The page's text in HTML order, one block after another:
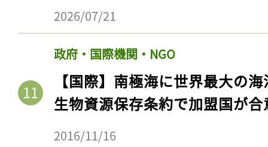
2026/07/21
政府・国際機関・NGO
【国際】南極海に世界最大の
生物資源保存条約で加盟国が合
2016/11/16